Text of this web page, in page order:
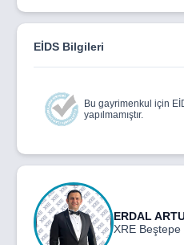
EİDS Bilgileri
Bu gayrimenkul için
yapılmamıştır.
ERDAL
XRE Beştepe